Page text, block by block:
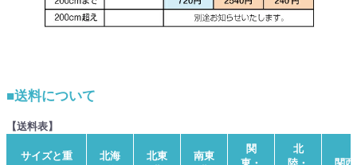
■送料について
【送料表】
サイズと重
北海
北東
南東
関
北